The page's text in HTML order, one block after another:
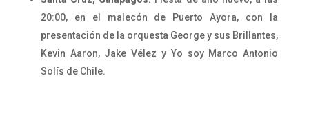
20:00, en el malecón de Puerto Ayora, con la
presentación de la orquesta George y sus Brillantes,
Kevin Aaron, Jake Vélez y Yo soy Marco Antonio
Solís de Chile.